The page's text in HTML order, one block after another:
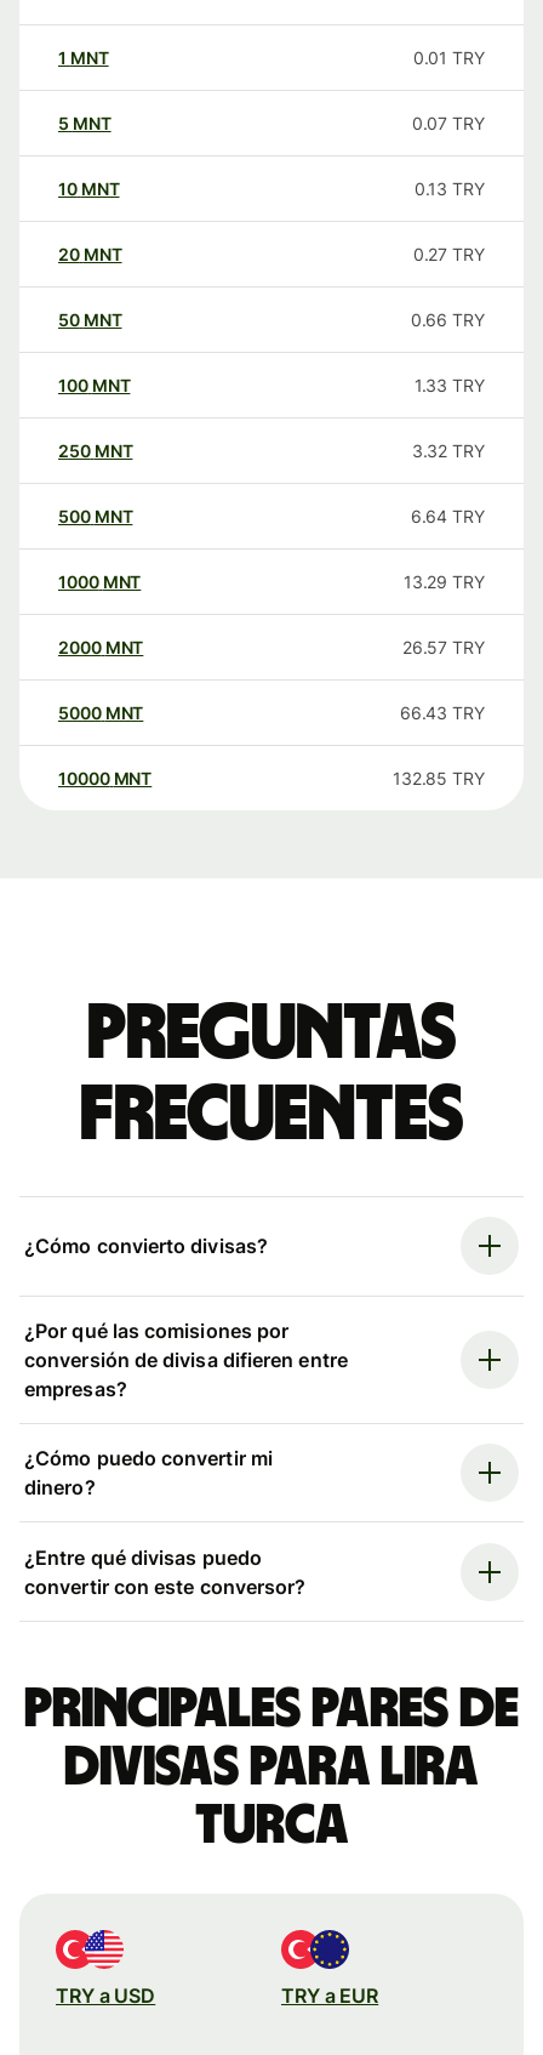
1 MNT 0.01 TRY
5 MNT 0.07 TRY
10 MNT 0.13 TRY
20 MNT 0.27 TRY
50 MNT 0.66 TRY
100 MNT 1.33 TRY
250 MNT 3.32 TRY
500 MNT 6.64 TRY
1000 MNT 13.29 TRY
2000 MNT 26.57 TRY
5000 MNT 66.43 TRY
10000 MNT 132.85 TRY
Preguntas
frecuentes
¿Cómo convierto divisas?
¿Por qué las comisiones por
conversión de divisa difieren entre
empresas?
¿Cómo puedo convertir mi
dinero?
¿Entre qué divisas puedo
convertir con este conversor?
Principales pares de
divisas para lira
turca
TRY a USD TRY a EUR